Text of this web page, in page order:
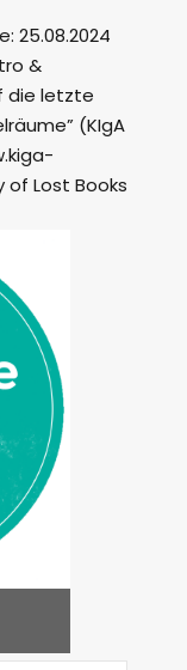
25.08.2024
&
die letzte
(KIgA
Lost Books